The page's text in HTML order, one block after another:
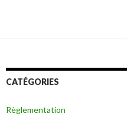
CATÉGORIES
Règlementation